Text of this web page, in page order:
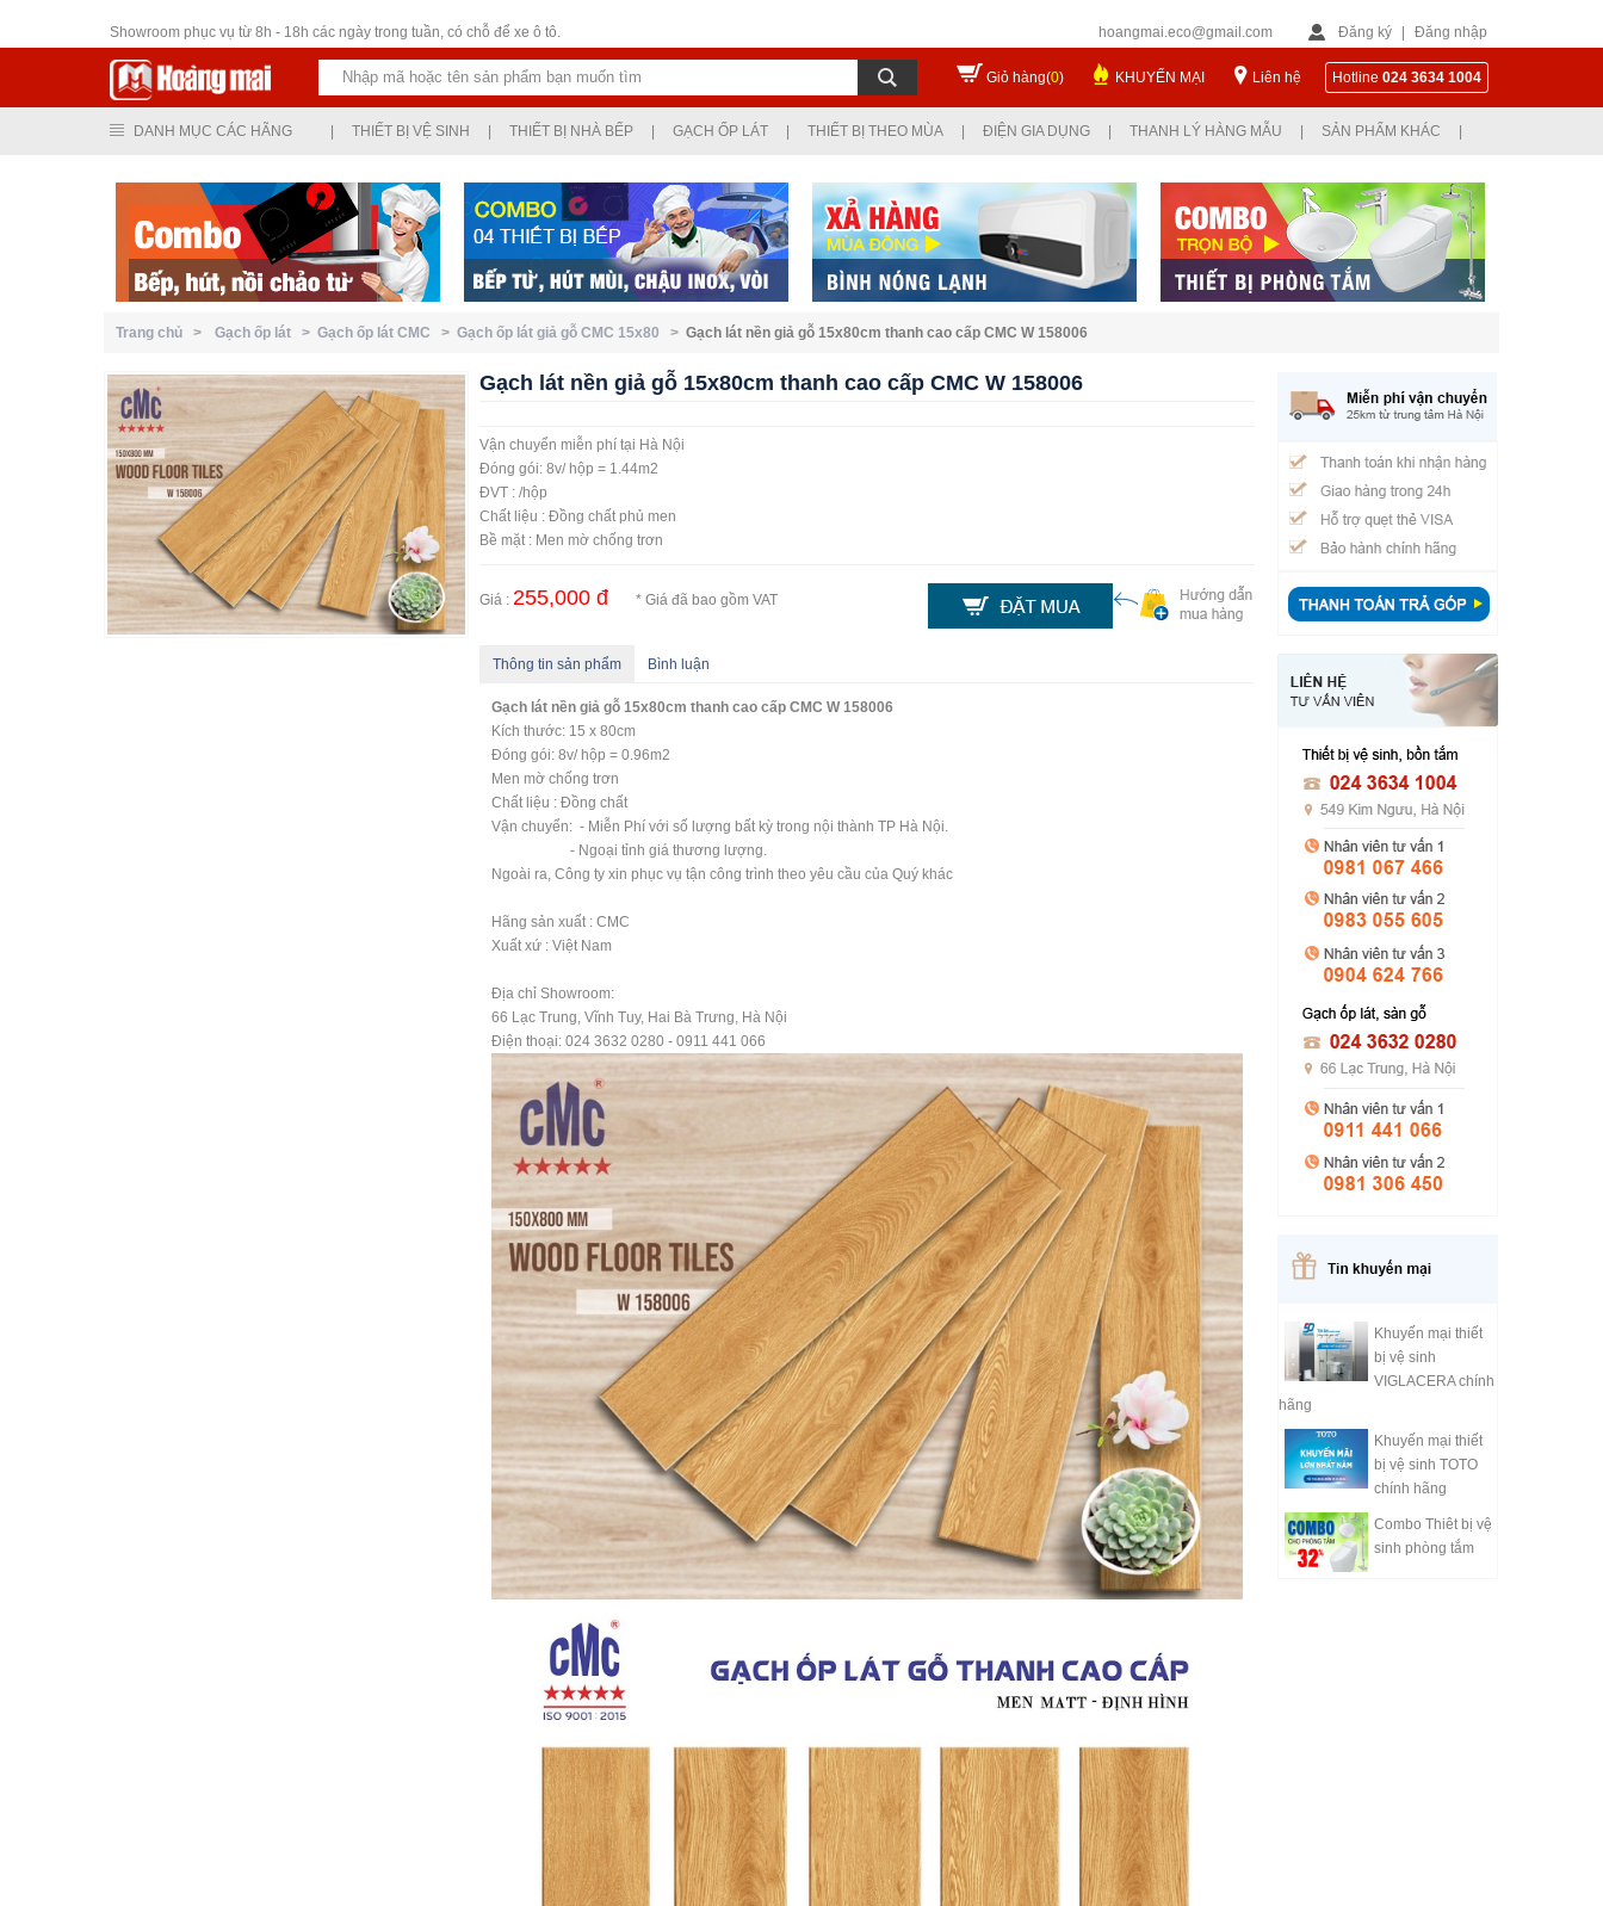
Showroom phục vụ từ 8h - 18h các ngày trong tuần, có chỗ để xe ô tô.
hoangmai.eco@gmail.com Đăng ký Đăng nhập
Giỏ hàng(0) KHUYẾN MẠI Liên hệ Hotline 024 3634 1004
DANH MỤC CÁC HÃNG THIẾT BỊ VỆ SINH THIẾT BỊ NHÀ BẾP GẠCH ỐP LÁT THIẾT BỊ THEO MÙA ĐIỆN GIA DỤNG THANH LÝ HÀNG MẪU SẢN PHẨM KHÁC
Trang chủ > Gạch ốp lát > Gạch ốp lát CMC > Gạch ốp lát giả gỗ CMC 15x80 > Gạch lát nền giả gỗ 15x80cm thanh cao cấp CMC W 158006
Gạch lát nền giả gỗ 15x80cm thanh cao cấp CMC W 158006
Vận chuyển miễn phí tại Hà Nội
Đóng gói: 8v/ hộp = 1.44m2
ĐVT : /hộp
Chất liệu : Đồng chất phủ men
Bề mặt : Men mờ chống trơn
Giá : 255,000 đ * Giá đã bao gồm VAT
Thông tin sản phẩm Bình luận
Gạch lát nền giả gỗ 15x80cm thanh cao cấp CMC W 158006
Kích thước: 15 x 80cm
Đóng gói: 8v/ hộp = 0.96m2
Men mờ chống trơn
Chất liệu : Đồng chất
Vận chuyển: - Miễn Phí với số lượng bất kỳ trong nội thành TP Hà Nội.
- Ngoại tỉnh giá thương lượng.
Ngoài ra, Công ty xin phục vụ tận công trình theo yêu cầu của Quý khác
Hãng sản xuất : CMC
Xuất xứ : Việt Nam
Địa chỉ Showroom:
66 Lạc Trung, Vĩnh Tuy, Hai Bà Trưng, Hà Nội
Điện thoại: 024 3632 0280 - 0911 441 066
Khuyến mại thiết
bị vệ sinh
VIGLACERA chính
hãng
Khuyến mại thiết
bị vệ sinh TOTO
chính hãng
Combo Thiêt bị vệ
sinh phòng tắm